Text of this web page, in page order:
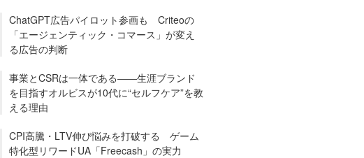
ChatGPT広告パイロット参画も Criteoの
「エージェンティック・コマース」が変え
る広告の判断
事業とCSRは一体である――生涯ブランド
を目指すオルビスが10代に“セルフケア”を教
える理由
CPI高騰・LTV伸び悩みを打破する ゲーム
特化型リワードUA「Freecash」の実力